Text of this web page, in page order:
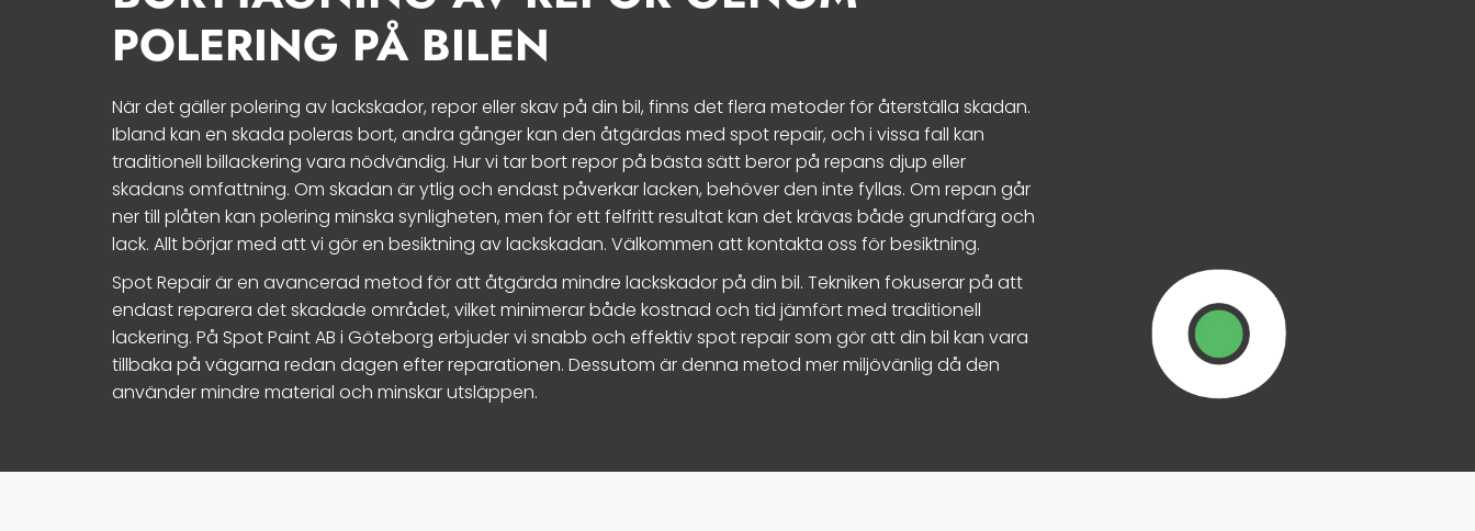
POLERING PÅ BILEN
När det gäller polering av lackskador, repor eller skav på din bil, finns det flera metoder för återställa skadan.
Ibland kan en skada poleras bort, andra gånger kan den åtgärdas med spot repair, och i vissa fall kan
traditionell billackering vara nödvändig. Hur vi tar bort repor på bästa sätt beror på repans djup eller
skadans omfattning. Om skadan är ytlig och endast påverkar lacken, behöver den inte fyllas. Om repan går
ner till plåten kan polering minska synligheten, men för ett felfritt resultat kan det krävas både grundfärg och
lack. Allt börjar med att vi gör en besiktning av lackskadan. Välkommen att kontakta oss för besiktning.
Spot Repair är en avancerad metod för att åtgärda mindre lackskador på din bil. Tekniken fokuserar på att
endast reparera det skadade området, vilket minimerar både kostnad och tid jämfört med traditionell
lackering. På Spot Paint AB i Göteborg erbjuder vi snabb och effektiv spot repair som gör att din bil kan vara
tillbaka på vägarna redan dagen efter reparationen. Dessutom är denna metod mer miljövänlig då den
använder mindre material och minskar utsläppen.